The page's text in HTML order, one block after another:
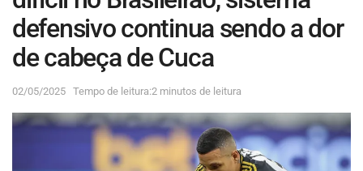
defensivo continua sendo a dor
de cabeça de Cuca
02/05/2025 Tempo de leitura:2 minutos de leitura